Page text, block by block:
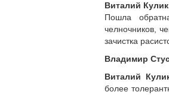
Виталий
Пошла
челночников,
зачистка
Владимир
Виталий
более